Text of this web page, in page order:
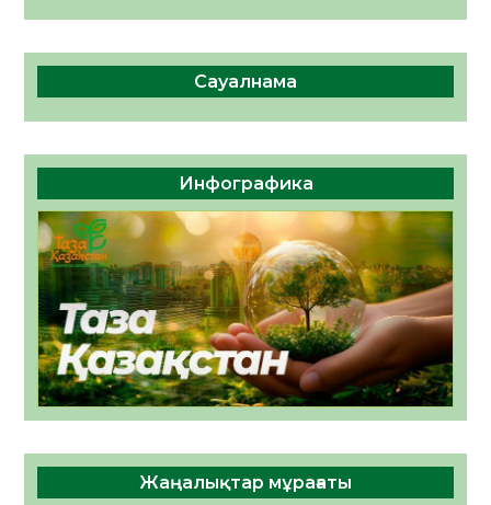
Сауалнама
Инфографика
Жаңалықтар мұрағаты